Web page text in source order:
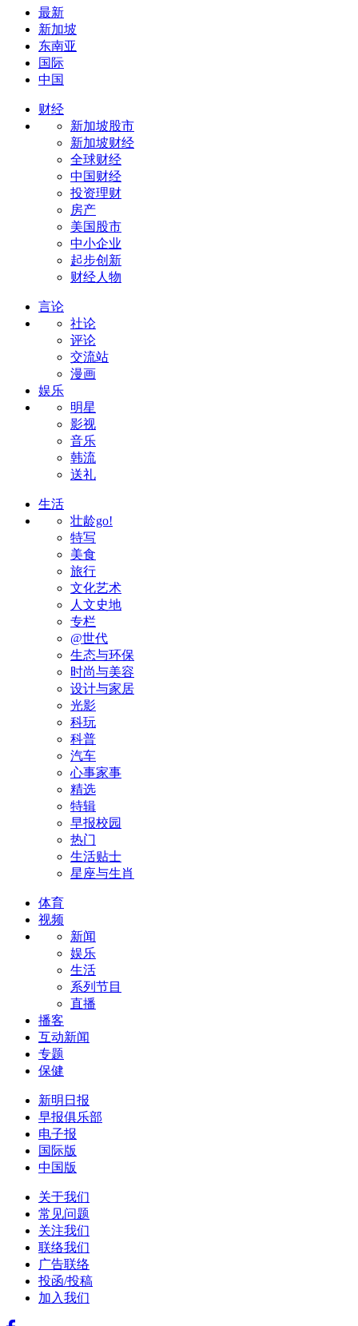
最新
新加坡
东南亚
国际
中国
财经
新加坡股市
新加坡财经
全球财经
中国财经
投资理财
房产
美国股市
中小企业
起步创新
财经人物
言论
社论
评论
交流站
漫画
娱乐
明星
影视
音乐
韩流
送礼
生活
壮龄go!
特写
美食
旅行
文化艺术
人文史地
专栏
@世代
生态与环保
时尚与美容
设计与家居
光影
科玩
科普
汽车
心事家事
精选
特辑
早报校园
热门
生活贴士
星座与生肖
体育
视频
新闻
娱乐
生活
系列节目
直播
播客
互动新闻
专题
保健
新明日报
早报俱乐部
电子报
国际版
中国版
关于我们
常见问题
关注我们
联络我们
广告联络
投函/投稿
加入我们